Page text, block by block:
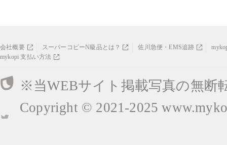
会社概要 スーパーコピーN級品とは？ 佐川急便・EMS追跡
mykopi 支払い方法
※当WEBサイト掲載写真の無断
Copyright © 2021-2025